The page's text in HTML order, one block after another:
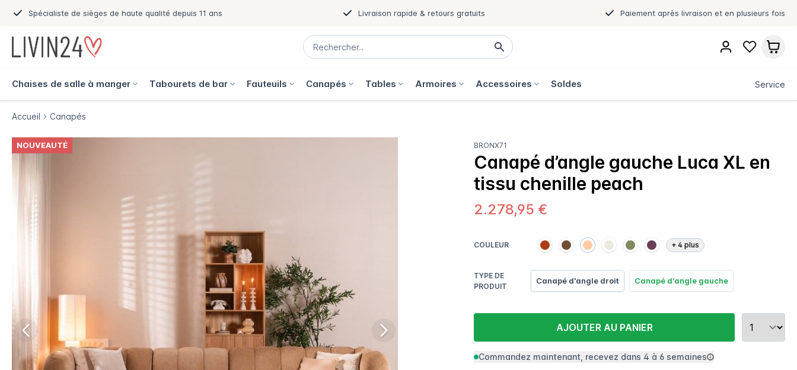
Spécialiste de sièges de haute qualité depuis 11 ans Livraison rapide & retours gratuits Paiement après livraison et en plusieurs fois
Chaises de salle à manger Tabourets de bar Fauteuils Canapés Tables Armoires Accessoires Soldes Service
Accueil Canapés
NOUVEAUTÉ BRONX71
Canapé d’angle gauche Luca XL en
tissu chenille peach
2.278,95 €
COULEUR +4 plus
TYPE DE
PRODUIT
Canapé d'angle droit Canapé d'angle gauche
AJOUTER AU PANIER
Commandez maintenant, recevez dans 4 à 6 semaines